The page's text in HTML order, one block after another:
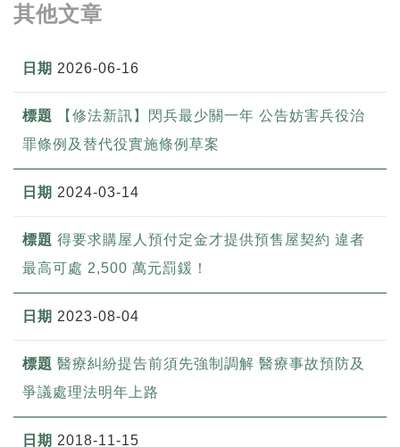
其他文章
2026-06-16
【修法新訊】閃兵最少關一年 公告妨害兵役治
罪條例及替代役實施條例草案
2024-03-14
得要求購屋人預付定金才提供預售屋契約 違者
最高可處 2,500 萬元罰鍰！
2023-08-04
醫療糾紛提告前須先強制調解 醫療事故預防及
爭議處理法明年上路
2018-11-15